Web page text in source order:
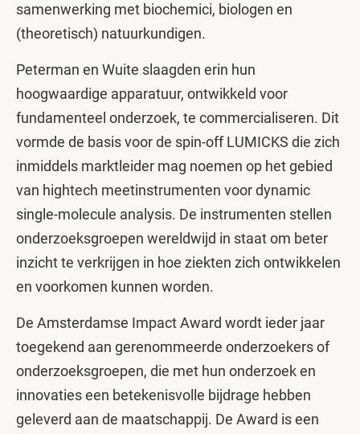
samenwerking met biochemici, biologen en
(theoretisch) natuurkundigen.
Peterman en Wuite slaagden erin hun
hoogwaardige apparatuur, ontwikkeld voor
fundamenteel onderzoek, te commercialiseren. Dit
vormde de basis voor de spin-off LUMICKS die zich
inmiddels marktleider mag noemen op het gebied
van hightech meetinstrumenten voor dynamic
single-molecule analysis. De instrumenten stellen
onderzoeksgroepen wereldwijd in staat om beter
inzicht te verkrijgen in hoe ziekten zich ontwikkelen
en voorkomen kunnen worden.
De Amsterdamse Impact Award wordt ieder jaar
toegekend aan gerenommeerde onderzoekers of
onderzoeksgroepen, die met hun onderzoek en
innovaties een betekenisvolle bijdrage hebben
geleverd aan de maatschappij. De Award is een